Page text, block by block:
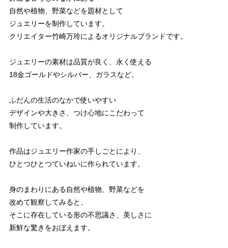
自然や植物、野菜などを題材として
ジュエリーを制作しています。
クリエイター竹崎万玲によるオリジナルブランドです。
ジュエリーの素材は品質が良く、永く使える
18金ゴールドやシルバー、ガラスなど。
ふだんの生活のなかで使いやすい
デザインや大きさ、つけ心地にこだわって
制作しています。
作品はジュエリー作家の手しごとにより、
ひとつひとつていねいに作られています。
身のまわりにある自然や植物、野菜などを
改めて観察してみると、
そこに存在している形の不思議さ、美しさに
新鮮な驚きをおぼえます。